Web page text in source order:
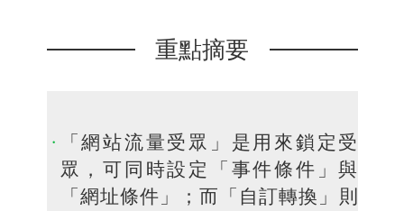
重點摘要
「網站流量受眾」是用來鎖定受
眾，可同時設定「事件條件」與
「網址條件」；而「自訂轉換」則